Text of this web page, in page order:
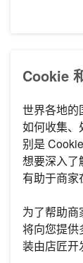
Cookie
世界各地的
如何收集、
别是
想要深入了
有助于商家
为了帮助
将向您提供
装由店匠开